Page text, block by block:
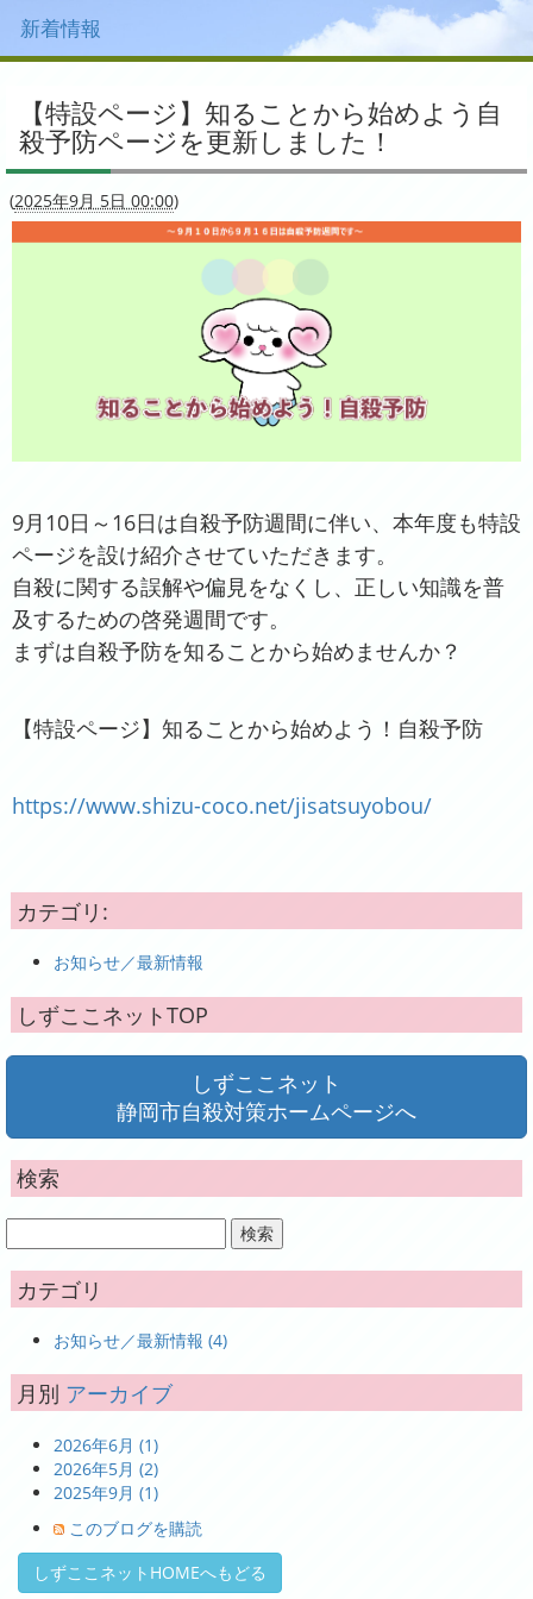
新着情報
【特設ページ】知ることから始めよう自
殺予防ページを更新しました！
(2025年9月 5日 00:00)
9月10日～16日は自殺予防週間に伴い、本年度も特設
ページを設け紹介させていただきます。
自殺に関する誤解や偏見をなくし、正しい知識を普
及するための啓発週間です。
まずは自殺予防を知ることから始めませんか？
【特設ページ】知ることから始めよう！自殺予防
https://www.shizu-coco.net/jisatsuyobou/
カテゴリ :
お知らせ／最新情報
しずここネットTOP
しずここネット
静岡市自殺対策ホームページへ
検索
カテゴリ
お知らせ／最新情報 (4)
月別 アーカイブ
2026年6月 (1)
2026年5月 (2)
2025年9月 (1)
このブログを購読
しずここネットHOMEへもどる